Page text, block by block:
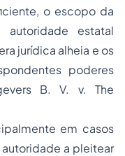
o escopo da
estatal
jurídica alheia e os
poderes
B. V. v. The
em casos
autoridade a pleitear